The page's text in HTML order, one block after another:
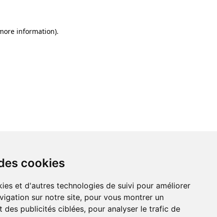
cookies
et d'autres technologies de suivi pour améliorer
sur notre site, pour vous montrer un
des publicités ciblées, pour analyser le trafic de
information).